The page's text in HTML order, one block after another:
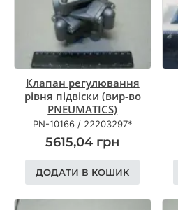
Клапан регулювання
рівня підвіски (вир-во
PNEUMATICS)
PN-10166/ 22203297*
5615,04 грн
ДОДАТИ В КОШИК